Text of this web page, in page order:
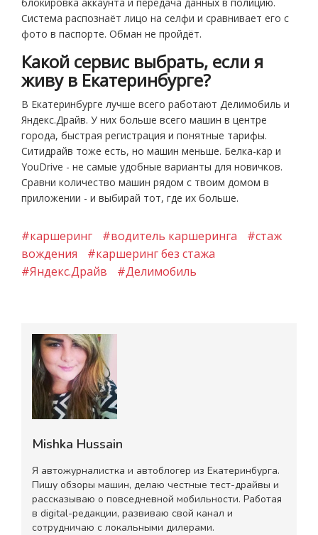
Система распознаёт лицо на селфи и сравнивает его с
фото в паспорте. Обман не пройдёт.
Какой сервис выбрать, если я
живу в Екатеринбурге?
В Екатеринбурге лучше всего работают Делимобиль и
Яндекс.Драйв. У них больше всего машин в центре
города, быстрая регистрация и понятные тарифы.
Ситидрайв тоже есть, но машин меньше. Белка-кар и
YouDrive - не самые удобные варианты для новичков.
Сравни количество машин рядом с твоим домом в
приложении - и выбирай тот, где их больше.
#каршеринг #водитель каршеринга
#стаж
вождения
#каршеринг без стажа
#Яндекс.Драйв
#Делимобиль
Mishka Hussain
Я автожурналистка и автоблогер из Екатеринбурга.
Пишу обзоры машин, делаю честные тест-драйвы и
рассказываю о повседневной мобильности. Работая
в digital-редакции, развиваю свой канал и
сотрудничаю с локальными дилерами.